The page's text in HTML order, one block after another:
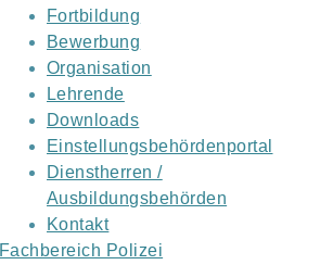
Fortbildung
Bewerbung
Organisation
Lehrende
Downloads
Einstellungsbehördenportal
Dienstherren /
Ausbildungsbehörden
Kontakt
Fachbereich Polizei